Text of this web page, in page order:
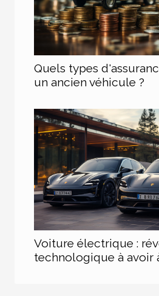
Quels types
un ancien véhicule ?
Voiture électrique :
technologique à avoir